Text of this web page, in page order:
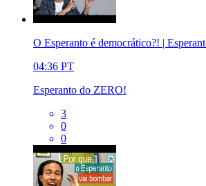
O Esperanto é democrático?! |
04:36 PT
Esperanto do ZERO!
3
0
0